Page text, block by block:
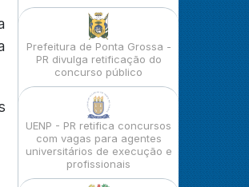
Prefeitura de Ponta Grossa -
PR divulga retificação do
concurso público
UENP - PR retifica concursos
com vagas para agentes
universitários de execução e
profissionais